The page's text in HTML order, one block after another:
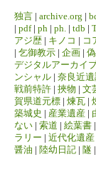
独言 | archive.org |
| pdf| ph | ph. | tdb |
アジ歴 | キノコ | コ
| 乞御教示 | 企画 |
デジタルアーカイ
ンシャル | 奈良近遺
戦前特許 | 挾物 | 文
賀県道元標 | 煉瓦 |
築城史 | 産業遺産 |
ない | 索道 | 絵葉書 |
ラリー | 近代化遺産
醤油 | 陸幼日記 | 隧 |